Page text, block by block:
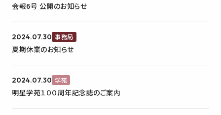
会報6号 公開のお知らせ
2024.07.30 事務局
夏期休業のお知らせ
2024.07.30 学苑
明星学苑１００周年記念誌のご案内